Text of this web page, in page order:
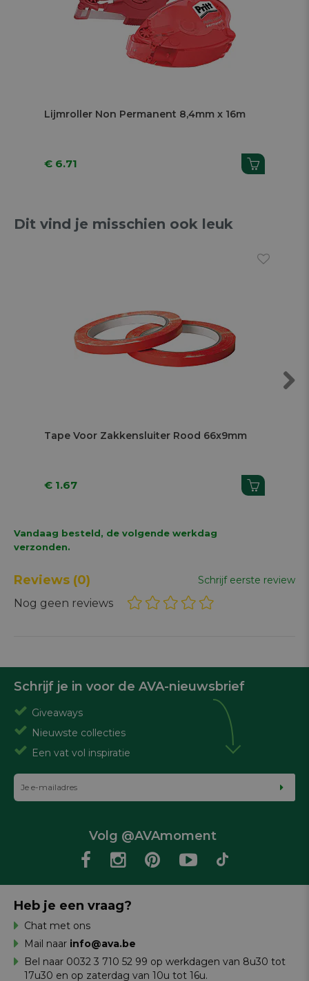
Lijmroller Non Permanent 8,4mm x 16m
€ 6.71
Dit vind je misschien ook leuk
Tape Voor Zakkensluiter Rood 66x9mm
€ 1.67
Vandaag besteld, de volgende werkdag
verzonden.
Reviews (0) Schrijf eerste review
Nog geen reviews
Schrijf je in voor de AVA-nieuwsbrief
Giveaways
Nieuwste collecties
Een vat vol inspiratie
Volg @AVAmoment
Heb je een vraag?
Chat met ons
Mail naar info@ava.be
Bel naar 0032 3 710 52 99 op werkdagen van 8u30 tot
17u30 en op zaterdag van 10u tot 16u.